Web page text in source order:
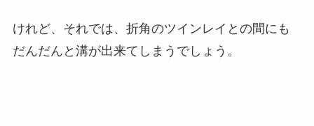
けれど、それでは、折角のツインレイとの間にも
だんだんと溝が出来てしまうでしょう。